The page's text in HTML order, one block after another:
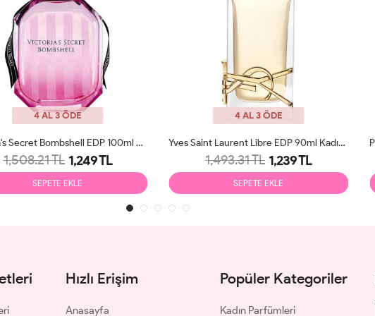
4 AL 3 ÖDE
Yves Saint Laurent Libre EDP 90ml Kadın Parfüm Tester
1,493.31 TL 1,239 TL
SEPETE EKLE
4 AL 3 ÖDE
Prada Paradoxe EDP 90ml Kadın Parfüm Tester
1,612.51 TL 1,319 TL
SEPETE EKLE
Hızlı Erişim
Anasayfa
Popüler Kategoriler
Kadın Parfümleri